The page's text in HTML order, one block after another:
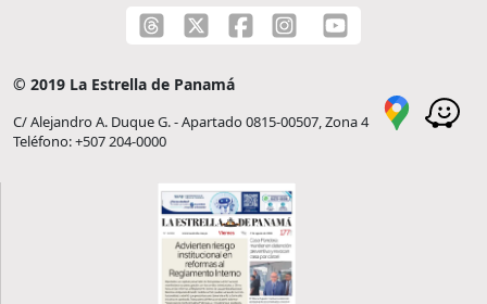
© 2019 La Estrella de Panamá
C/ Alejandro A. Duque G. - Apartado 0815-00507, Zona 4
Teléfono: +507 204-0000